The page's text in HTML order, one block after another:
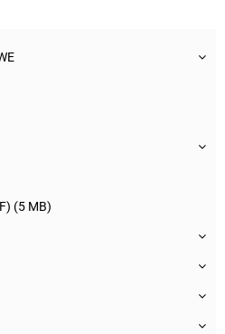
(5 MB)